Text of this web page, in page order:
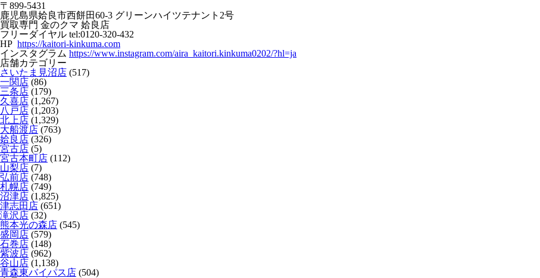
〒899-5431
鹿児島県姶良市西餅田60-3 グリーンハイツテナント2号
買取専門 金のクマ 姶良店
フリーダイヤル tel:0120-320-432
HP https://kaitori-kinkuma.com
インスタグラム https://www.instagram.com/aira_kaitori.kinkuma0202/?hl=ja
店舗カテゴリー
さいたま見沼店 (517)
一関店 (86)
三条店 (179)
久喜店 (1,267)
八戸店 (1,203)
北上店 (1,329)
大船渡店 (763)
姶良店 (326)
宮古店 (5)
宮古本町店 (112)
山梨店 (7)
弘前店 (748)
札幌店 (749)
沼津店 (1,825)
津志田店 (651)
滝沢店 (32)
熊本光の森店 (545)
盛岡店 (579)
石巻店 (148)
紫波店 (962)
谷山店 (1,138)
青森東バイパス店 (504)